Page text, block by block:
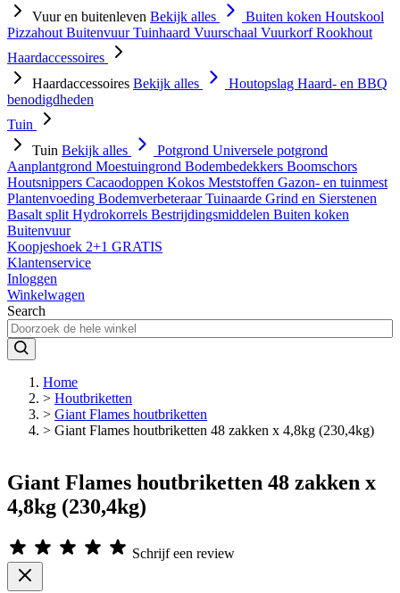
Vuur en buitenleven Bekijk alles Buiten koken Houtskool
Pizzahout BuitenvuurTuinhaard Vuurschaal VuurkorfRookhout
Haardaccessoires
Haardaccessoires Bekijk alles Houtopslag Haard- en BBQ
benodigdheden
Tuin
Tuin Bekijk alles Potgrond Universele potgrond
Aanplantgrond Moestuingrond Bodembedekkers Boomschors
Houtsnippers Cacaodoppen Kokos Meststoffen Gazon- en tuinmest
Plantenvoeding BodemverbeteraarTuinaarde Grind en Sierstenen
Basalt split Hydrokorrels Bestrijdingsmiddelen Buiten koken
Buitenvuur
Koopjeshoek 2+1 GRATIS
Klantenservice
Inloggen
Winkelwagen
Search
Home
> Houtbriketten
> Giant Flames houtbriketten
> Giant Flames houtbriketten 48 zakken x 4,8kg (230,4kg)
Giant Flames houtbriketten 48 zakken x
4,8kg (230,4kg)
Schrijf een review